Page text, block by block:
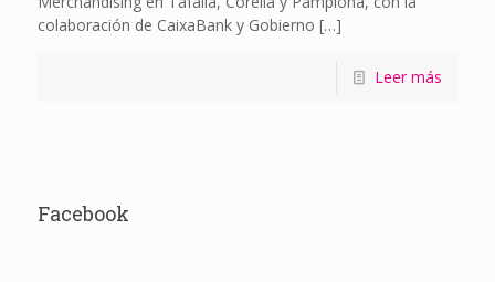
colaboración de CaixaBank y Gobierno […]
Leer más
Facebook